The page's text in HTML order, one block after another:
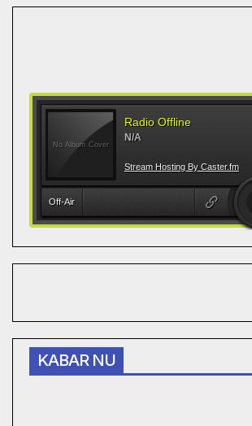
KABAR NU